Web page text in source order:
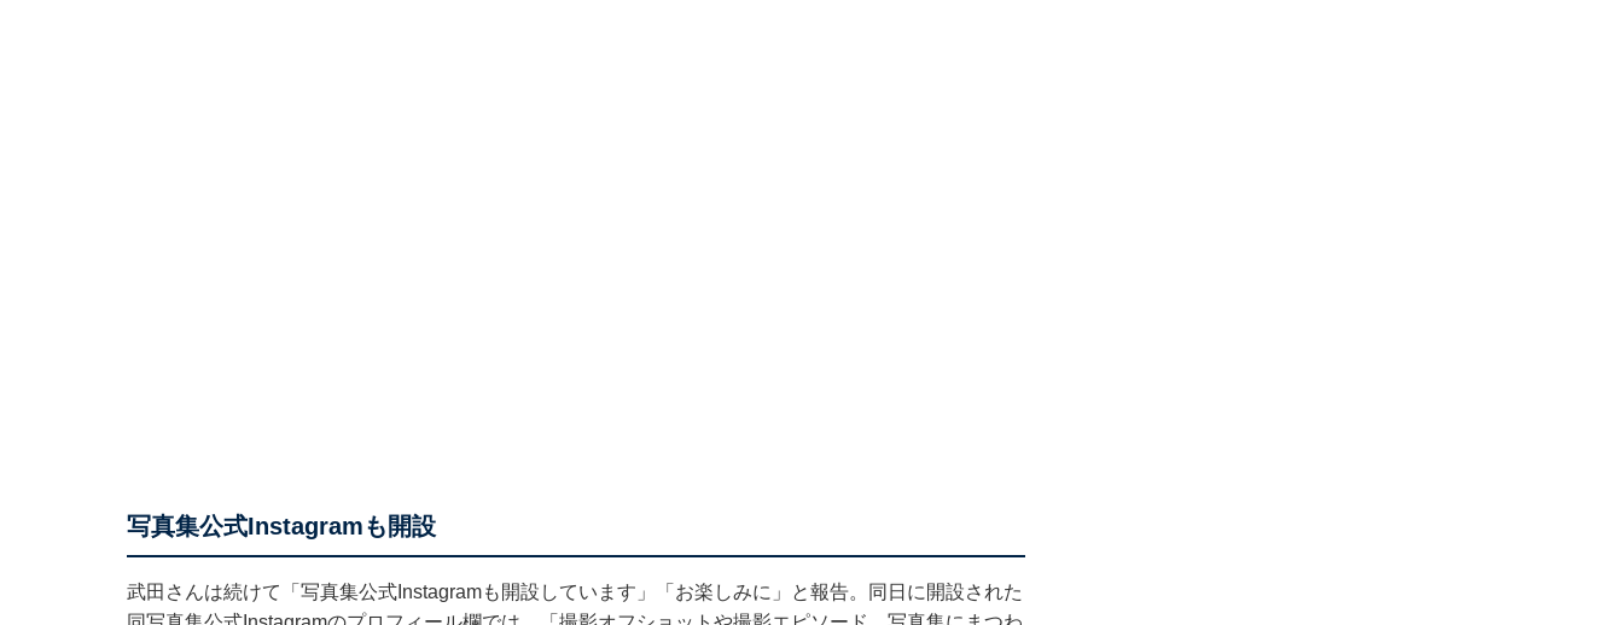
写真集公式Instagramも開設
武田さんは続けて「写真集公式Instagramも開設しています」「お楽しみに」と報告。同日に開設された